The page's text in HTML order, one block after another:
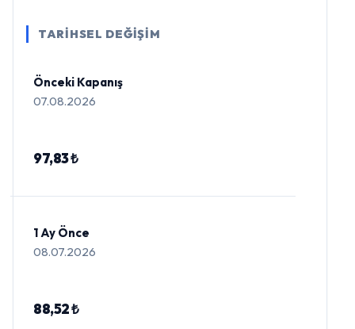
TARİHSEL DEĞİŞİM
Önceki Kapanış
07.08.2026
97,83 ₺
1 Ay Önce
08.07.2026
88,52 ₺